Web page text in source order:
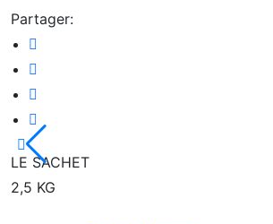
Partager:
LE SACHET
2,5 KG